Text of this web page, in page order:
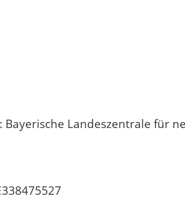
Landeszentrale für